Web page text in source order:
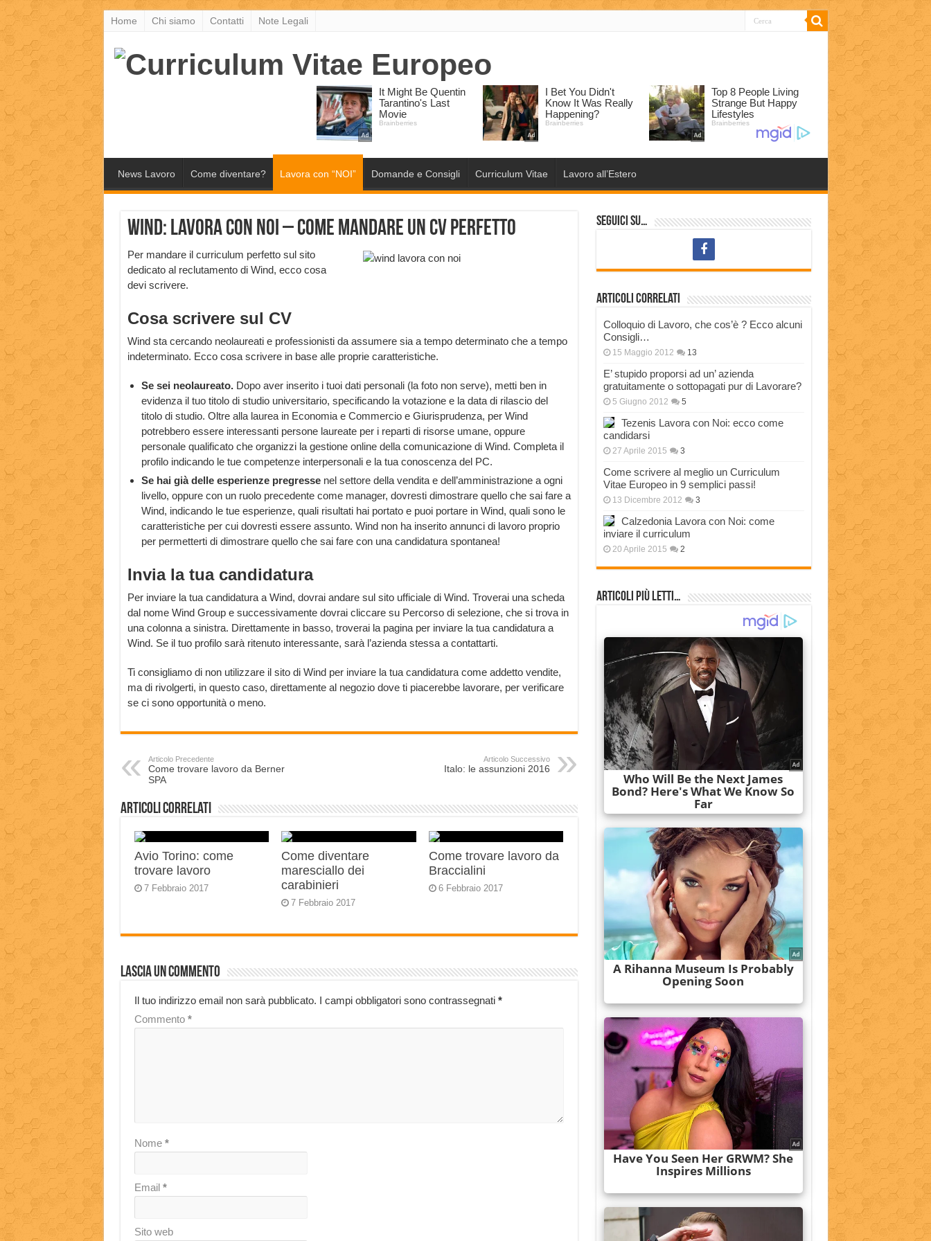
Home Chi siamo Contatti Note Legali
News Lavoro Come diventare? Lavora con “NOI” Domande e Consigli Curriculum Vitae Lavoro all’Estero
Wind: lavora con noi – come mandare un CV perfetto
Per mandare il curriculum perfetto sul sito
dedicato al reclutamento di Wind, ecco cosa
devi scrivere.
Cosa scrivere sul CV
Wind sta cercando neolaureati e professionisti da assumere sia a tempo determinato che a tempo
indeterminato. Ecco cosa scrivere in base alle proprie caratteristiche.
Se sei neolaureato. Dopo aver inserito i tuoi dati personali (la foto non serve), metti ben in
evidenza il tuo titolo di studio universitario, specificando la votazione e la data di rilascio del
titolo di studio. Oltre alla laurea in Economia e Commercio e Giurisprudenza, per Wind
potrebbero essere interessanti persone laureate per i reparti di risorse umane, oppure
personale qualificato che organizzi la gestione online della comunicazione di Wind. Completa il
profilo indicando le tue competenze interpersonali e la tua conoscenza del PC.
Se hai già delle esperienze pregresse nel settore della vendita e dell’amministrazione a ogni
livello, oppure con un ruolo precedente come manager, dovresti dimostrare quello che sai fare a
Wind, indicando le tue esperienze, quali risultati hai portato e puoi portare in Wind, quali sono le
caratteristiche per cui dovresti essere assunto. Wind non ha inserito annunci di lavoro proprio
per permetterti di dimostrare quello che sai fare con una candidatura spontanea!
Invia la tua candidatura
Per inviare la tua candidatura a Wind, dovrai andare sul sito ufficiale di Wind. Troverai una scheda
dal nome Wind Group e successivamente dovrai cliccare su Percorso di selezione, che si trova in
una colonna a sinistra. Direttamente in basso, troverai la pagina per inviare la tua candidatura a
Wind. Se il tuo profilo sarà ritenuto interessante, sarà l’azienda stessa a contattarti.
Ti consigliamo di non utilizzare il sito di Wind per inviare la tua candidatura come addetto vendite,
ma di rivolgerti, in questo caso, direttamente al negozio dove ti piacerebbe lavorare, per verificare
se ci sono opportunità o meno.
Articolo Precedente
Come trovare lavoro da Berner
SPA
Articolo Successivo
Italo: le assunzioni 2016
Articoli correlati
Avio Torino: come
trovare lavoro
7 Febbraio 2017
Come diventare
maresciallo dei
carabinieri
7 Febbraio 2017
Come trovare lavoro da
Braccialini
6 Febbraio 2017
Lascia un commento
Il tuo indirizzo email non sarà pubblicato. I campi obbligatori sono contrassegnati *
Commento *
Nome *
Email *
Sito web
Seguici su…
Articoli correlati
Colloquio di Lavoro, che cos’è ? Ecco alcuni
Consigli…
15 Maggio 2012 13
E’ stupido proporsi ad un’ azienda
gratuitamente o sottopagati pur di Lavorare?
5 Giugno 2012 5
Tezenis Lavora con Noi: ecco come
candidarsi
27 Aprile 2015 3
Come scrivere al meglio un Curriculum
Vitae Europeo in 9 semplici passi!
13 Dicembre 2012 3
Calzedonia Lavora con Noi: come
inviare il curriculum
20 Aprile 2015 2
Articoli più Letti…